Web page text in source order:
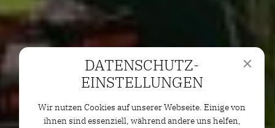
DATENSCHUTZ­
EINSTELLUNGEN
Wir nutzen Cookies auf unserer Webseite. Einige von
ihnen sind essenziell, während andere uns helfen,